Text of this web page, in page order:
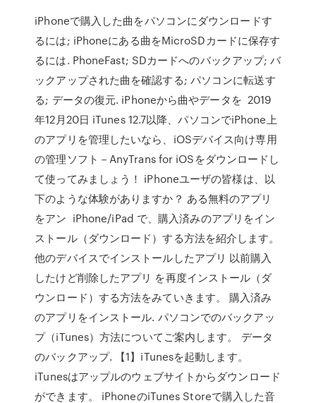
iPhoneで購入した曲をパソコンにダウンロードす
るには; iPhoneにある曲をMicroSDカードに保存す
るには. PhoneFast; SDカードへのバックアップ; バ
ックアップされた曲を確認する; パソコンに転送す
る; データの復元. iPhoneから曲やデータを 2019
年12月20日 iTunes 12.7以降、パソコンでiPhone上
のアプリを管理したいなら、iOSデバイス向け専用
の管理ソフト－AnyTrans for iOSをダウンロードし
て使ってみましょう！ iPhoneユーザの皆様は、以
下のような体験がありますか？ ある無料のアプリ
をアン iPhone/iPad で、購入済みのアプリをイン
ストール（ダウンロード）する方法を紹介します。
他のデバイスでインストールしたアプリ 以前購入
したけど削除したアプリ を再度インストール（ダ
ウンロード）する方法をみていきます。 購入済み
のアプリをインストール. パソコンでのバックアッ
プ（iTunes）方法についてご案内します。 データ
のバックアップ. 【1】iTunesを起動します。
iTunesはアップルのウェブサイトからダウンロード
ができます。 iPhoneのiTunes Storeで購入した音